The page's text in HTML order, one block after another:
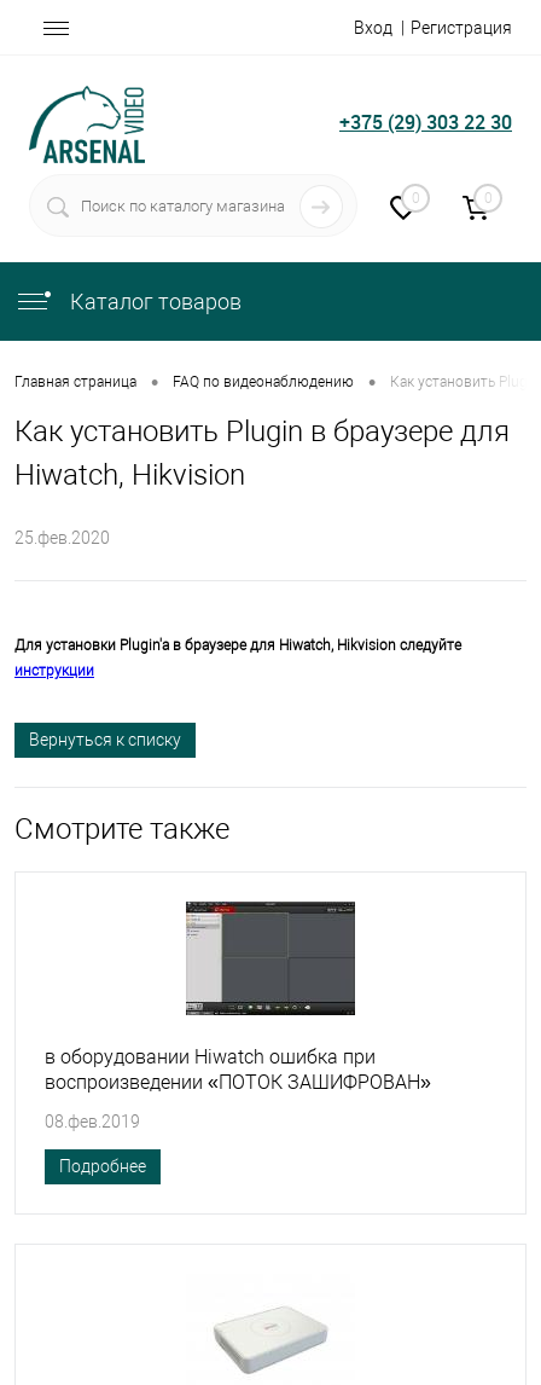
Вход Регистрация
+375 (29) 303 22 30
0 0
Каталог товаров
Главная страница • FAQ по видеонаблюдению • Как установить
Как установить Plugin в браузере для
Hiwatch, Hikvision
25.фев.2020
Для установки Plugin'a в браузере для Hiwatch, Hikvision следуйте
инструкции
Вернуться к списку
Смотрите также
в оборудовании Hiwatch ошибка при
воспроизведении «ПОТОК ЗАШИФРОВАН»
08.фев.2019
Подробнее